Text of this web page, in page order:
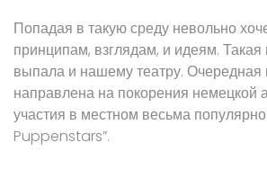
Попадая в такую среду невольно
принципам, взглядам, и идеям.
выпала и нашему театру. Очередная
направлена на покорения немецкой
участия в местном весьма
Puppenstars”.